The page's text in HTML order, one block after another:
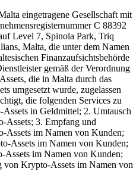
eingetragene Gesellschaft mit
C 88392
Level 7, Spinola Park, Triq
Malta, die unter dem Namen
Finanzaufsichtsbehörde
gemäß der Verordnung
die in Malta durch das
umgesetzt wurde, zugelassen
die folgenden Services zu
in Geldmittel; 2. Umtausch
Assets; 3. Empfang und
Assets im Namen von Kunden;
Assets im Namen von Kunden;
Assets im Namen von Kunden;
Krypto-Assets im Namen von